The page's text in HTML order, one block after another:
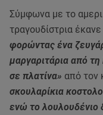
Σύμφωνα με το
τραγουδίστρια
φορώντας ένα
μαργαριτάρια από
σε πλατίνα» από τον
σκουλαρίκια
ενώ το λουλουδένιο